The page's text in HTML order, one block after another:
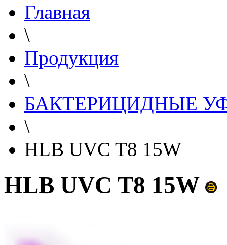
Главная
\
Продукция
\
БАКТЕРИЦИДНЫЕ
\
HLB UVC T8 15W
HLB UVC T8 15W